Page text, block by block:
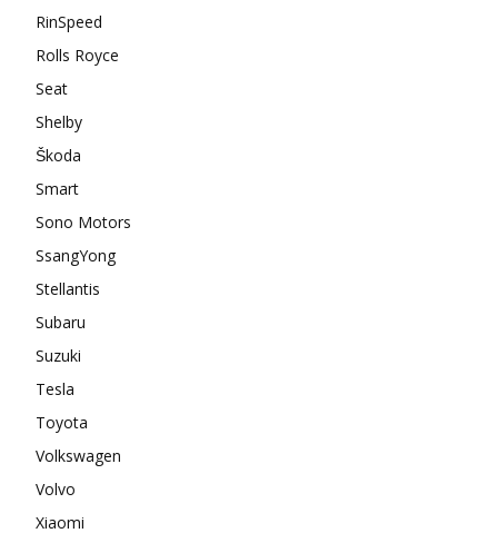
RinSpeed
Rolls Royce
Seat
Shelby
Škoda
Smart
Sono Motors
SsangYong
Stellantis
Subaru
Suzuki
Tesla
Toyota
Volkswagen
Volvo
Xiaomi